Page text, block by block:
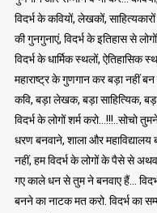
विदर्भ के कवियों, लेखकों,
की गुनगुनाएं, विदर्भ के इतिहास से
विदर्भ के धार्मिक स्थलों,
महाराष्ट्र के गुणगान कर बड़ा नहीं
कवि, बड़ा लेखक, बड़ा साहित्यिक,
विदर्भ के लोगों शर्म करो…!!!..सोचो
धरण बनवाने, शाला और
नहीं, हम विदर्भ के लोगों के पैसे से
गए काले धन से तुम ने बनवाए हैं…
बनने का नाटक मत करो. विदर्भ का